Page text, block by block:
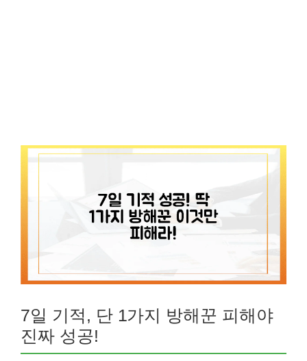
7일 기적, 단 1가지 방해꾼 피해야
진짜 성공!